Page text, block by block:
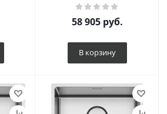
58 905 руб.
В корзину